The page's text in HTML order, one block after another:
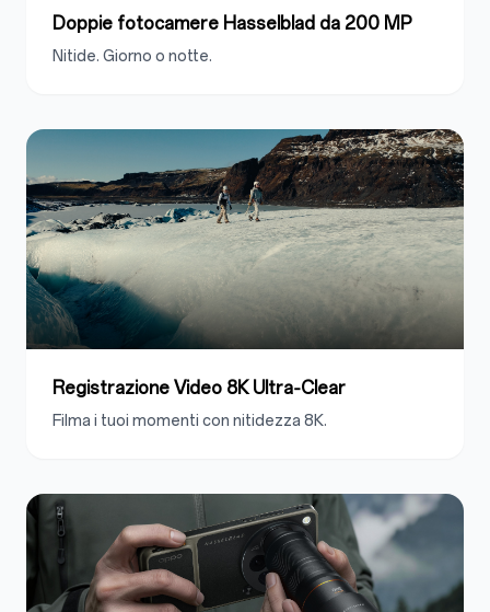
Doppie fotocamere Hasselblad da 200 MP
Nitide. Giorno o notte.
Registrazione Video 8K Ultra‑Clear
Filma i tuoi momenti con nitidezza 8K.